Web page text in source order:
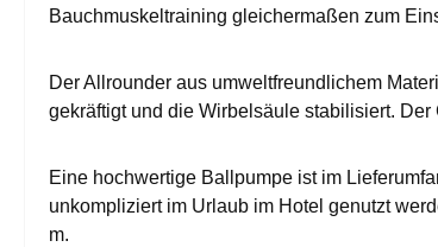
Bauchmuskeltraining gleichermaßen zum
Der Allrounder aus umweltfreundlichem
gekräftigt und die Wirbelsäule stabilisiert.
Eine hochwertige Ballpumpe ist im
unkompliziert im Urlaub im Hotel genutzt
m.